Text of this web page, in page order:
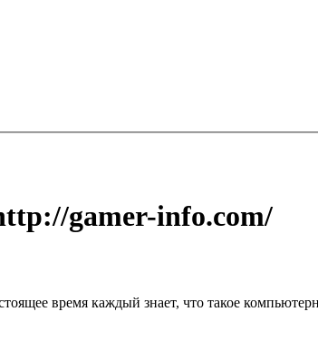
gamer-info.com/
время каждый знает, что такое